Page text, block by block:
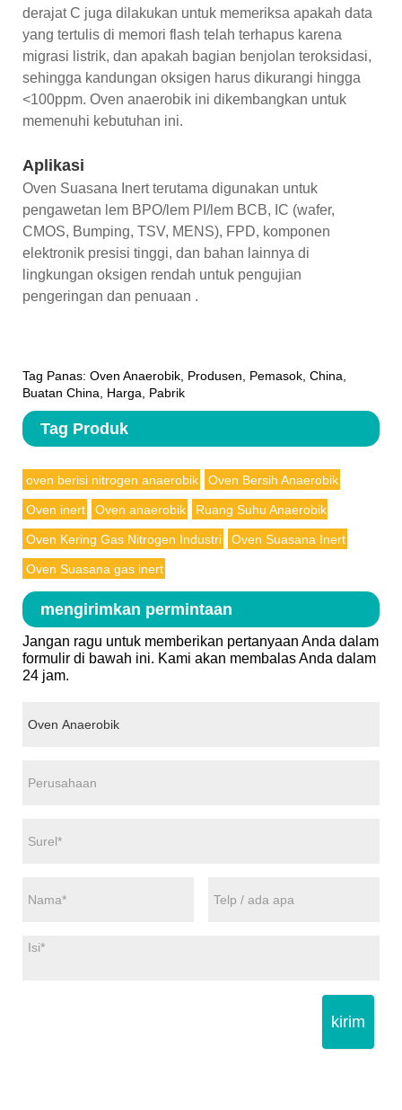
derajat C juga dilakukan untuk memeriksa apakah data
yang tertulis di memori flash telah terhapus karena
migrasi listrik, dan apakah bagian benjolan teroksidasi,
sehingga kandungan oksigen harus dikurangi hingga
<100ppm. Oven anaerobik ini dikembangkan untuk
memenuhi kebutuhan ini.
Aplikasi
Oven Suasana Inert terutama digunakan untuk
pengawetan lem BPO/lem PI/lem BCB, IC (wafer,
CMOS, Bumping, TSV, MENS), FPD, komponen
elektronik presisi tinggi, dan bahan lainnya di
lingkungan oksigen rendah untuk pengujian
pengeringan dan penuaan .
Tag Panas: Oven Anaerobik, Produsen, Pemasok, China,
Buatan China, Harga, Pabrik
Tag Produk
oven berisi nitrogen anaerobik Oven Bersih Anaerobik
Oven inert Oven anaerobik Ruang Suhu Anaerobik
Oven Kering Gas Nitrogen Industri Oven Suasana Inert
Oven Suasana gas inert
mengirimkan permintaan
Jangan ragu untuk memberikan pertanyaan Anda dalam
formulir di bawah ini. Kami akan membalas Anda dalam
24 jam.
kirim